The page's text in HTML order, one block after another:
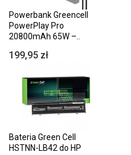
Powerbank Greencell
PowerPlay Pro
20800mAh 65W –..
199,95 zł
Bateria Green Cell
HSTNN-LB42 do HP